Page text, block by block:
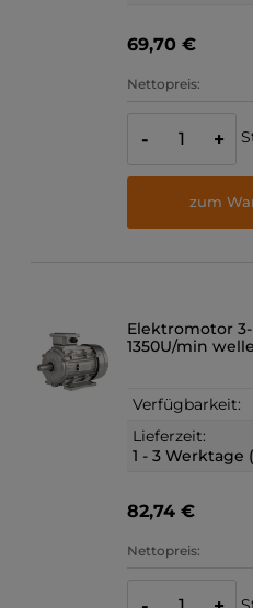
69,70 €
Nettopreis:
- +
zum
Elektromotor
1350U/min
Verfügbarkeit:
Lieferzeit:
1 - 3
82,74 €
Nettopreis: